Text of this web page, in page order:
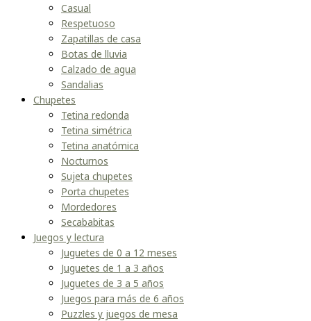
Casual
Respetuoso
Zapatillas de casa
Botas de lluvia
Calzado de agua
Sandalias
Chupetes
Tetina redonda
Tetina simétrica
Tetina anatómica
Nocturnos
Sujeta chupetes
Porta chupetes
Mordedores
Secababitas
Juegos y lectura
Juguetes de 0 a 12 meses
Juguetes de 1 a 3 años
Juguetes de 3 a 5 años
Juegos para más de 6 años
Puzzles y juegos de mesa